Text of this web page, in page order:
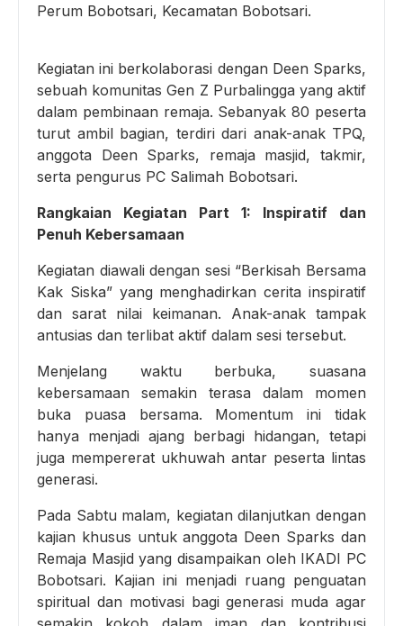
Perum Bobotsari, Kecamatan Bobotsari.
Kegiatan ini berkolaborasi dengan Deen Sparks,
sebuah komunitas Gen Z Purbalingga yang aktif
dalam pembinaan remaja. Sebanyak 80 peserta
turut ambil bagian, terdiri dari anak-anak TPQ,
anggota Deen Sparks, remaja masjid, takmir,
serta pengurus PC Salimah Bobotsari.
Rangkaian Kegiatan Part 1: Inspiratif dan
Penuh Kebersamaan
Kegiatan diawali dengan sesi “Berkisah Bersama
Kak Siska” yang menghadirkan cerita inspiratif
dan sarat nilai keimanan. Anak-anak tampak
antusias dan terlibat aktif dalam sesi tersebut.
Menjelang waktu berbuka, suasana
kebersamaan semakin terasa dalam momen
buka puasa bersama. Momentum ini tidak
hanya menjadi ajang berbagi hidangan, tetapi
juga mempererat ukhuwah antar peserta lintas
generasi.
Pada Sabtu malam, kegiatan dilanjutkan dengan
kajian khusus untuk anggota Deen Sparks dan
Remaja Masjid yang disampaikan oleh IKADI PC
Bobotsari. Kajian ini menjadi ruang penguatan
spiritual dan motivasi bagi generasi muda agar